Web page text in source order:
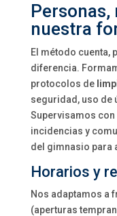
nuestra
El método cuenta,
diferencia.
protocolos de
seguridad, uso de
Supervisamos
incidencias y
del gimnasio para
Horarios y
Nos adaptamos a
(aperturas